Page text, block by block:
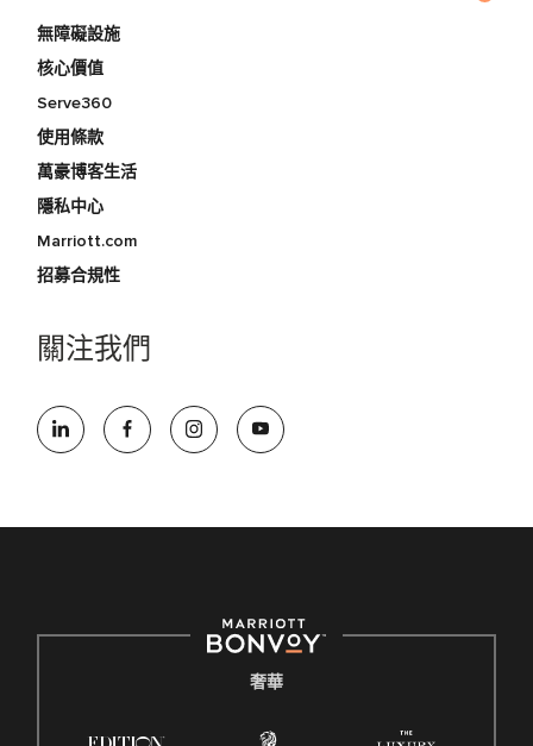
無障礙設施
核心價值
Serve360
使用條款
萬豪博客生活
隱私中心
Marriott.com
招募合規性
關注我們
奢華